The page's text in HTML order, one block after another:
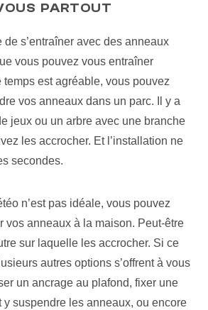
PARTOUT
de s’entraîner avec des anneaux
vous pouvez vous entraîner
temps est agréable, vous pouvez
vos anneaux dans un parc. Il y a
jeux ou un arbre avec une branche
les accrocher. Et l’installation ne
secondes.
n’est pas idéale, vous pouvez
vos anneaux à la maison. Peut-être
sur laquelle les accrocher. Si ce
autres options s’offrent à vous
un ancrage au plafond, fixer une
y suspendre les anneaux, ou encore